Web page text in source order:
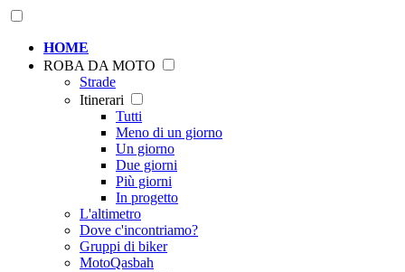
HOME
ROBA DA MOTO
Strade
Itinerari
Tutti
Meno di un giorno
Un giorno
Due giorni
Più giorni
In progetto
L'altimetro
Dove c'incontriamo?
Gruppi di biker
MotoQasbah